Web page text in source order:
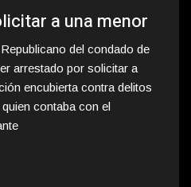
a una menor
del condado de
arrestado por solicitar a
encubierta contra delitos
contaba con el